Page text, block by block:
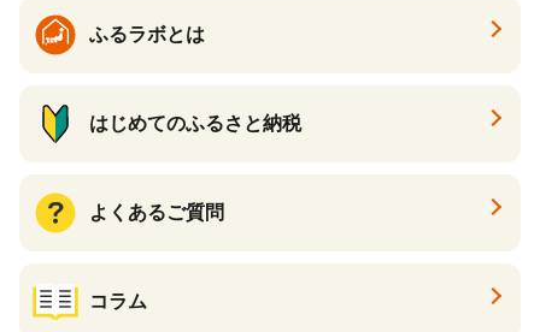
ふるラボとは
はじめてのふるさと納税
よくあるご質問
コラム